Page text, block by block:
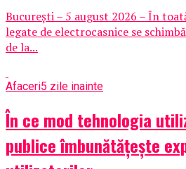
București – 5 august 2026 – În
legate de electrocasnice se
de la...
Afaceri5 zile inainte
În ce mod tehnologia
publice îmbunătățește